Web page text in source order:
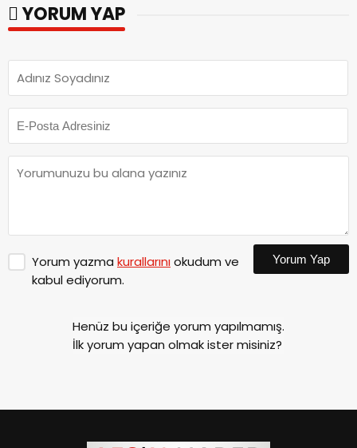
YORUM YAP
Yorum yazma kurallarınıokudum ve
kabul ediyorum.
Yorum Yap
Henüz bu içeriğe yorum yapılmamış.
İlk yorum yapan olmak ister misiniz?